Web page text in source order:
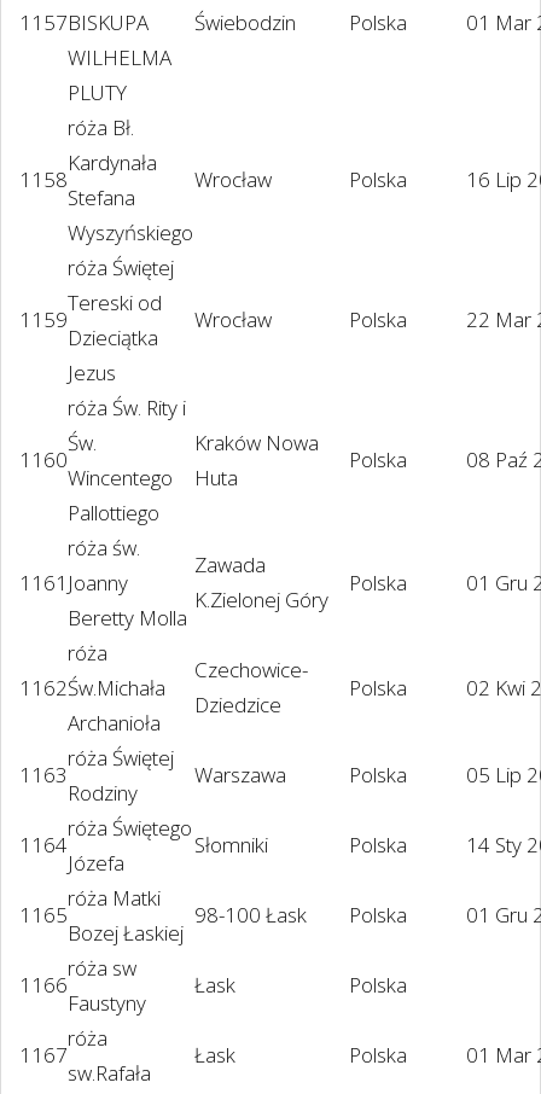
1157BISKUPA
WILHELMA
PLUTY
Świebodzin Polska 01 Mar
1158
róża Bł.
Kardynała
Stefana
Wyszyńskiego
Wrocław Polska 16 Lip
1159
róża Świętej
Tereski od
Dzieciątka
Jezus
Wrocław Polska 22 Mar
1160
róża Św. Rity i
Św.
Wincentego
Pallottiego
Kraków Nowa
Huta
Polska 08 Paź
1161
róża św.
Joanny
Beretty Molla
Zawada
K.Zielonej Góry
Polska 01 Gru
1162
róża
Św.Michała
Archanioła
Czechowice-
Dziedzice
Polska 02 Kwi
1163
róża Świętej
Rodziny
Warszawa Polska 05 Lip
1164
róża Świętego
Józefa
Słomniki Polska 14 Sty
1165
róża Matki
Bozej Łaskiej
98-100 Łask Polska 01 Gru
1166
róża sw
Faustyny
Łask Polska
1167
róża
sw.Rafała
Łask Polska
01 Mar